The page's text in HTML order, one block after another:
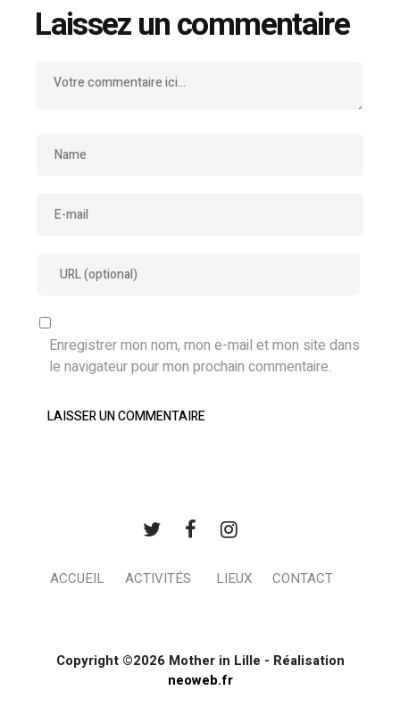
Laissez un commentaire
Enregistrer mon nom, mon e-mail et mon site dans
le navigateur pour mon prochain commentaire.
ACCUEIL ACTIVITÉS LIEUX CONTACT
Copyright ©2026 Mother in Lille - Réalisation
neoweb.fr